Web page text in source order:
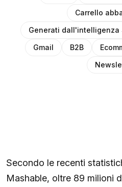
Carrello
Generati dall'intelligenza
Gmail
B2B
Secondo le recenti
Mashable, oltre 89 milioni